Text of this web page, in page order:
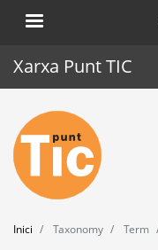
Xarxa Punt TIC
Inici
Punt TIC
Actualitat
Agenda
Inici Taxonomy Term